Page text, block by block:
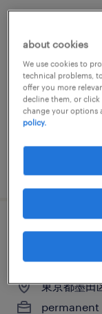
の社内se
東京都墨田
temporary
¥3200.00
posted 9
不動産・建
東京都墨田
permanent
about cookies
We use cookies to
technical problems,
offer you more
decline them, or click
change your options
policy.